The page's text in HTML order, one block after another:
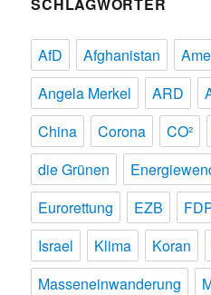
AfD Afghanistan
Angela Merkel
ARD
China
Corona CO²
die Grünen
Eurorettung
EZB
Israel
Klima Koran
Masseneinwanderung